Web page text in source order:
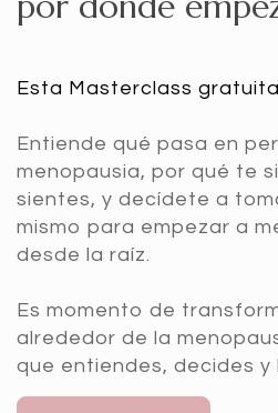
Esta Masterclass
Entiende qué pasa en
menopausia, por qué te
sientes, y decídete a
mismo para empezar a
desde la raíz.
Es momento de
alrededor de la
que entiendes, decides y